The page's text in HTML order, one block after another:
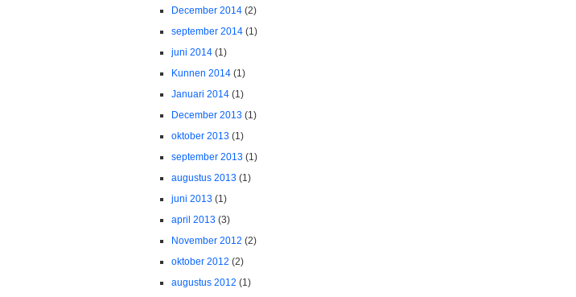
December 2014(2)
september 2014(1)
juni 2014(1)
Kunnen 2014(1)
Januari 2014(1)
December 2013(1)
oktober 2013(1)
september 2013(1)
augustus 2013(1)
juni 2013(1)
april 2013(3)
November 2012 (2)
oktober 2012 (2)
augustus 2012 (1)